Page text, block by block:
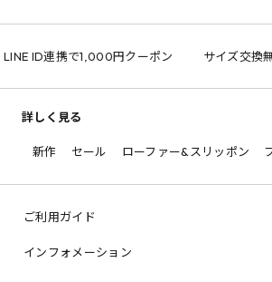
ID連携で1,000円クーポン サイズ交換無
詳しく見る
新作 セール ローファー&スリッポン
ご利用ガイド
インフォメーション